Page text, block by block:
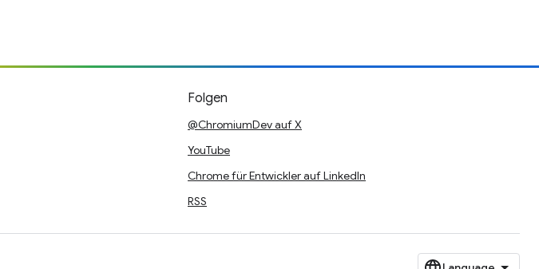
Folgen
@ChromiumDev auf X
YouTube
Chrome für Entwickler auf LinkedIn
RSS